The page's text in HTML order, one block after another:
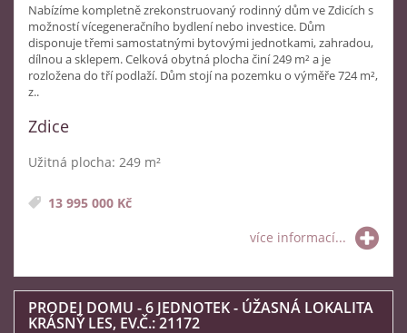
Nabízíme kompletně zrekonstruovaný rodinný dům ve Zdicích s
možností vícegeneračního bydlení nebo investice. Dům
disponuje třemi samostatnými bytovými jednotkami, zahradou,
dílnou a sklepem. Celková obytná plocha činí 249 m² a je
rozložena do tří podlaží. Dům stojí na pozemku o výměře 724 m²,
z..
Zdice
Užitná plocha: 249 m²
13 995 000 Kč
více informací...
PRODEJ DOMU - 6 JEDNOTEK - ÚŽASNÁ LOKALITA
KRÁSNÝ LES, EV.Č.: 21172